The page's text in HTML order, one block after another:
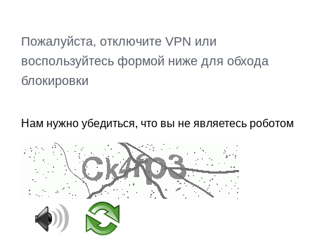
Пожалуйста, отключите VPN или
воспользуйтесь формой ниже для обхода
блокировки
Нам нужно убедиться, что вы не являетесь роботом